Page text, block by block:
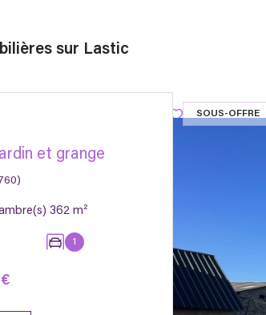
sur Lastic
SOUS-OFFRE
et grange
Maison 15 pièce(s) 11 chambre(s) 362 m²
1